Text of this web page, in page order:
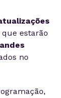
estarão
no